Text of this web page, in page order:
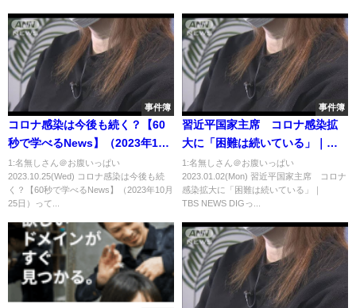
事件簿
コロナ感染は今後も続く？【60
秒で学べるNews】（2023年10
月25日）
1:名無しさん＠お腹いっぱい
2023.10.25(Wed) コロナ感染は今後も続
く？【60秒で学べるNews】（2023年10月
25日）って...
事件簿
習近平国家主席 コロナ感染拡
大に「困難は続いている」｜
TBS NEWS DIG
1:名無しさん＠お腹いっぱい
2023.01.02(Mon) 習近平国家主席 コロナ
感染拡大に「困難は続いている」｜
TBS NEWS DIGっ...